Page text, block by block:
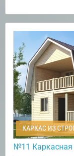
КАРКАС ИЗ
№11 Каркасная